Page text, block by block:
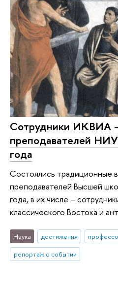
Сотрудники ИКВИА
преподавателей
года
Состоялись традиционные
преподавателей Высшей
года, в их числе –
классического Востока и
Наука достижения
репортаж о событии